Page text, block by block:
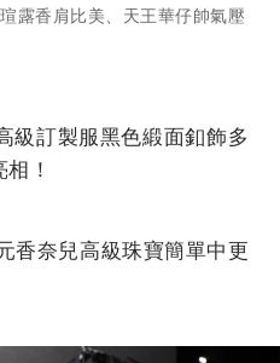
露香肩比美、天王華仔帥氣壓
級訂製服黑色緞面釦飾多
！
香奈兒高級珠寶簡單中更